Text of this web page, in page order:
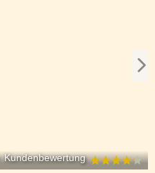
Kundenbewertung